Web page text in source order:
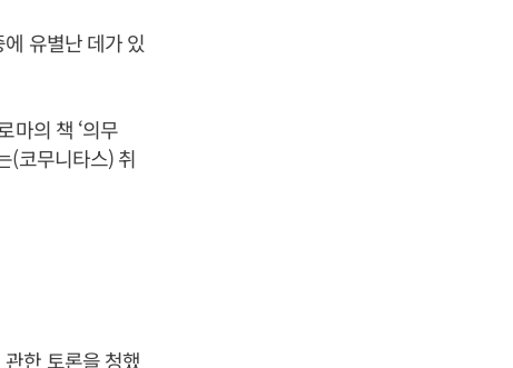
유별난 데가 있
마의 책 ‘의무
(코무니타스) 취
한 토론을 청했